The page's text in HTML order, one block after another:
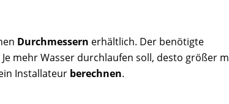
Durchmessern erhältlich. Der benötigte
mehr Wasser durchlaufen soll, desto größer
Installateur berechnen.